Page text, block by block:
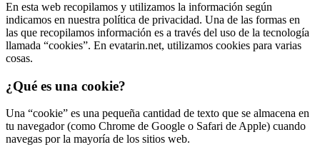
En esta web recopilamos y utilizamos la información según
indicamos en nuestra política de privacidad. Una de las formas en
las que recopilamos información es a través del uso de la tecnología
llamada “cookies”. En evatarin.net, utilizamos cookies para varias
cosas.
¿Qué es una cookie?
Una “cookie” es una pequeña cantidad de texto que se almacena en
tu navegador (como Chrome de Google o Safari de Apple) cuando
navegas por la mayoría de los sitios web.